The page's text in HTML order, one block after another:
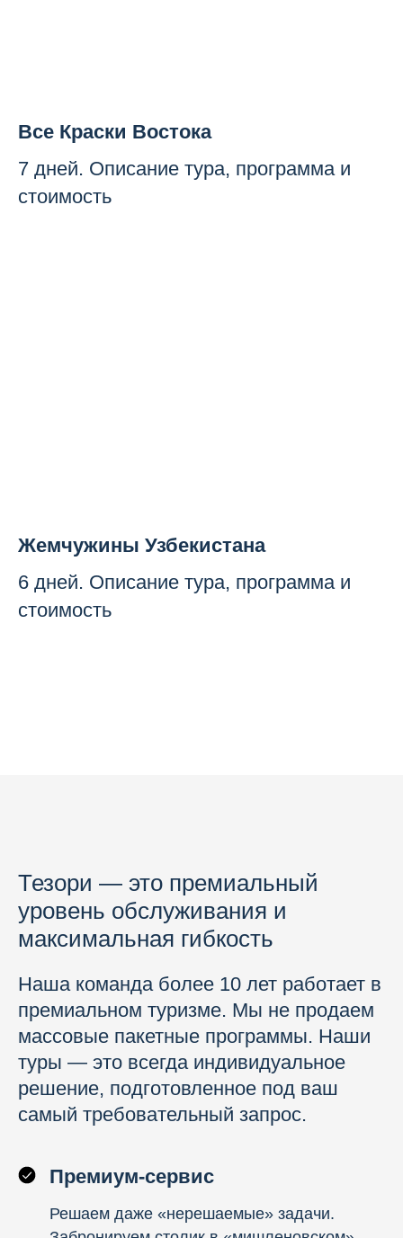
Все Краски Востока
7 дней. Описание тура, программа и
стоимость
Жемчужины Узбекистана
6 дней. Описание тура, программа и
стоимость
Тезори — это премиальный
уровень обслуживания и
максимальная гибкость
Наша команда более 10 лет работает в
премиальном туризме. Мы не продаем
массовые пакетные программы. Наши
туры — это всегда индивидуальное
решение, подготовленное под ваш
самый требовательный запрос.
Премиум-сервис
Решаем даже «нерешаемые» задачи.